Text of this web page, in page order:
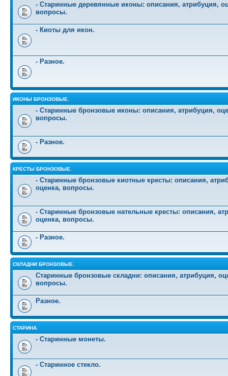
- Старинные деревянные иконы: описания, атрибуция,
вопросы.
- Киоты для икон.
- Разное.
ИКОНЫ БРОНЗОВЫЕ.
- Старинные бронзовые иконы: описания, атрибуция,
вопросы.
- Разное.
КРЕСТЫ БРОНЗОВЫЕ.
- Старинные бронзовые киотные кресты: описания,
оценка, вопросы.
- Старинные бронзовые нательные кресты: описания,
оценка, вопросы.
- Разное.
СКЛАДНИ БРОНЗОВЫЕ.
Старинные бронзовые складни: описания, атрибуция,
вопросы.
Разное.
СТАРИНА.
- Старинные монеты.
- Старинное стекло.